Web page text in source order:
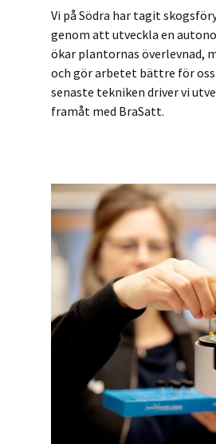
Vi på Södra har tagit
genom att utveckla en
ökar plantornas överlevnad,
och gör arbetet bättre för oss
senaste tekniken driver vi
framåt med BraSatt.